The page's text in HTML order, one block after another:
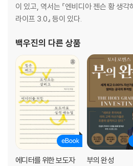
이 있고, 역서는 『엔비디아 젠슨 황 생각
라이프 3.0』 등이 있다.
백우진의 다른 상품
에디터를 위한 보도자
부의 완성